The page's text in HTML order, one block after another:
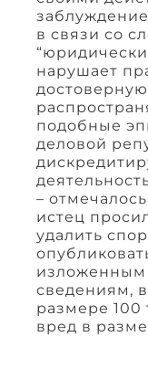
в связи со
нарушает
подобные
деловой
–
истец
удалить
изложенным
сведениям,
размере 100
вред в